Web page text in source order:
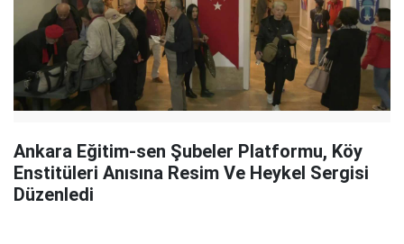
Ankara Eğitim-sen Şubeler Platformu, Köy
Enstitüleri Anısına Resim Ve Heykel Sergisi
Düzenledi